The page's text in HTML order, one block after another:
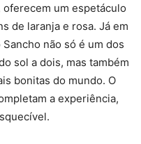
oferecem um espetáculo
de laranja e rosa. Já em
não só é um dos
sol a dois, mas também
bonitas do mundo. O
a experiência,